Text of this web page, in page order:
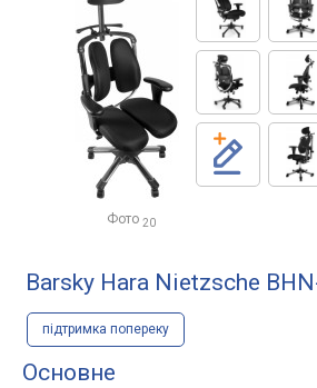
Фото 20
Barsky Hara Nietzsche
підтримка попереку
Основне